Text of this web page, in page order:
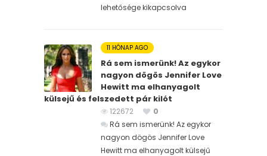
lehetősége kikapcsolva
11 HÓNAP AGO
Rá sem ismerünk! Az egykor
nagyon dögös Jennifer Love
Hewitt ma elhanyagolt
külsejű és felszedett pár kilót
122672
0
Rá sem ismerünk! Az egykor
nagyon dögös Jennifer Love
Hewitt ma elhanyagolt külsejű